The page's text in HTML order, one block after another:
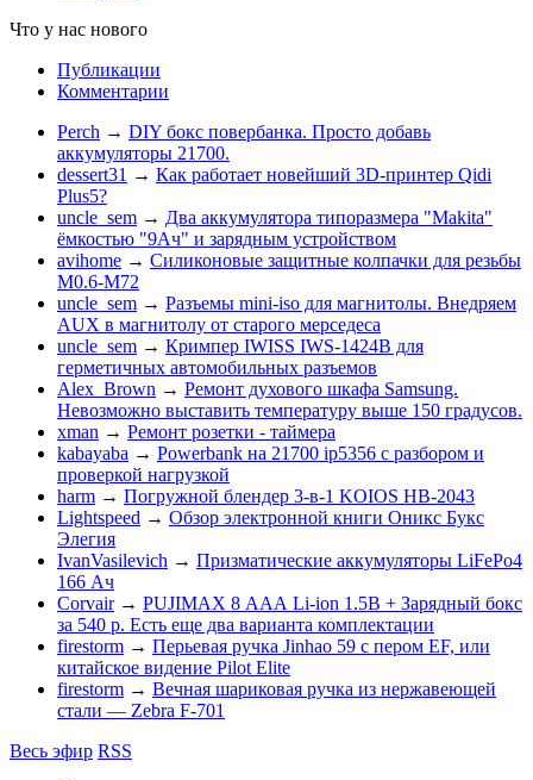
Что у нас нового
Публикации
Комментарии
Perch → DIY бокс повербанка. Просто добавь
аккумуляторы 21700.
dessert31 → Как работает новейший 3D-принтер Qidi
Plus5?
uncle_sem → Два аккумулятора типоразмера "Makita"
ёмкостью "9Ач" и зарядным устройством
avihome → Силиконовые защитные колпачки для резьбы
M0.6-M72
uncle_sem → Разъемы mini-iso для магнитолы. Внедряем
AUX в магнитолу от старого мерседеса
uncle_sem → Кримпер IWISS IWS-1424B для
герметичных автомобильных разъемов
Alex_Brown → Ремонт духового шкафа Samsung.
Невозможно выставить температуру выше 150 градусов.
xman → Ремонт розетки - таймера
kabayaba → Powerbank на 21700 ip5356 c разбором и
проверкой нагрузкой
harm → Погружной блендер 3-в-1 KOIOS HB-2043
Lightspeed → Обзор электронной книги Оникс Букс
Элегия
IvanVasilevich → Призматические аккумуляторы LiFePo4
166 Ач
Corvair → PUJIMAX 8 ААА Li-ion 1.5В + Зарядный бокс
за 540 р. Есть еще два варианта комплектации
firestorm → Перьевая ручка Jinhao 59 с пером EF, или
китайское видение Pilot Elite
firestorm → Вечная шариковая ручка из нержавеющей
стали — Zebra F-701
Весь эфир RSS